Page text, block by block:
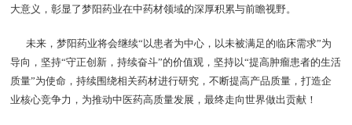
大意义，彰显了梦阳药业在中药材领域的深厚积累与前瞻视野。
未来，梦阳药业将会继续“以患者为中心，以未被满足的临床需求”为
导向，坚持“守正创新，持续奋斗”的价值观，坚持以“提高肿瘤患者的生活
质量”为使命，持续围绕相关药材进行研究，不断提高产品质量，打造企
业核心竞争力，为推动中医药高质量发展，最终走向世界做出贡献！